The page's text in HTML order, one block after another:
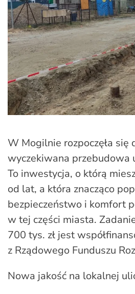
W Mogilnie rozpoczęła się
wyczekiwana przebudowa
To inwestycja, o którą
od lat, a która znacząco
bezpieczeństwo i komfort
w tej części miasta.
700 tys. zł jest
z Rządowego Funduszu
Nowa jakość na lokalnej